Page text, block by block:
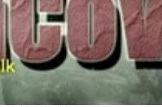
部培訓師，熱衷於金融科技，夢